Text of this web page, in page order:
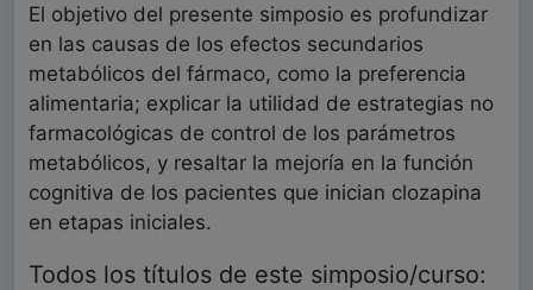
El objetivo del presente simposio es profundizar
en las causas de los efectos secundarios
metabólicos del fármaco, como la preferencia
alimentaria; explicar la utilidad de estrategias no
farmacológicas de control de los parámetros
metabólicos, y resaltar la mejoría en la función
cognitiva de los pacientes que inician clozapina
en etapas iniciales.
Todos los títulos de este simposio/curso: